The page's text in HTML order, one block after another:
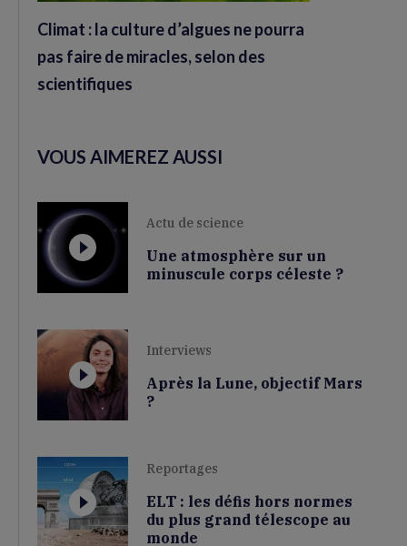
Climat : la culture d’algues ne pourra
pas faire de miracles, selon des
scientifiques
VOUS AIMEREZ AUSSI
Actu de science
Une atmosphère sur un
minuscule corps céleste ?
Interviews
Après la Lune, objectif Mars
?
Reportages
ELT : les défis hors normes
du plus grand télescope au
monde